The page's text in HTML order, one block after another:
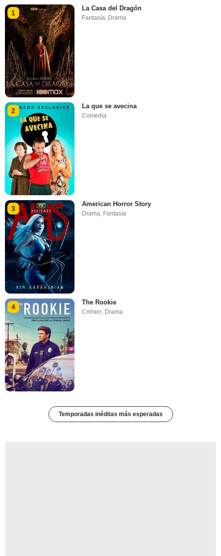
1
La Casa del Dragón
Fantasía Drama
2
La que se avecina
Comedia
3
American Horror Story
Drama, Fantasía
4
The Rookie
Crimen Drama
Temporadas inéditas más esperadas